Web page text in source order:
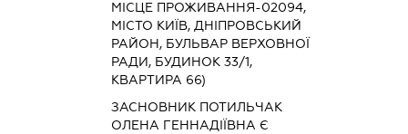
МІСЦЕ ПРОЖИВАННЯ-02094,
МІСТО КИЇВ, ДНІПРОВСЬКИЙ
РАЙОН, БУЛЬВАР ВЕРХОВНОЇ
РАДИ, БУДИНОК 33/1,
КВАРТИРА 66)
ЗАСНОВНИК ПОТИЛЬЧАК
ОЛЕНА ГЕННАДІЇВНА Є